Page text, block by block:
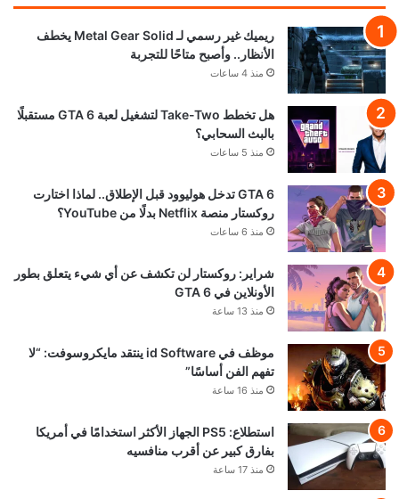
ريميك غير رسمي لـ Metal Gear Solid يخطف
الأنظار.. وأصبح متاحًا للتجربة
منذ 4 ساعات
هل تخطط Take-Two لتشغيل لعبة GTA 6 مستقبلًا
بالبث السحابي؟
منذ 5 ساعات
GTA 6 تدخل هوليوود قبل الإطلاق.. لماذا اختارت
روكستار منصة Netflix بدلًا من YouTube؟
منذ 6 ساعات
شراير: روكستار لن تكشف عن أي شيء يتعلق بطور
الأونلاين في GTA 6
منذ 13 ساعة
موظف في id Software ينتقد مايكروسوفت: “لا
تفهم الفن أساسًا”
منذ 16 ساعة
استطلاع: PS5 الجهاز الأكثر استخدامًا في أمريكا
بفارق كبير عن أقرب منافسيه
منذ 17 ساعة